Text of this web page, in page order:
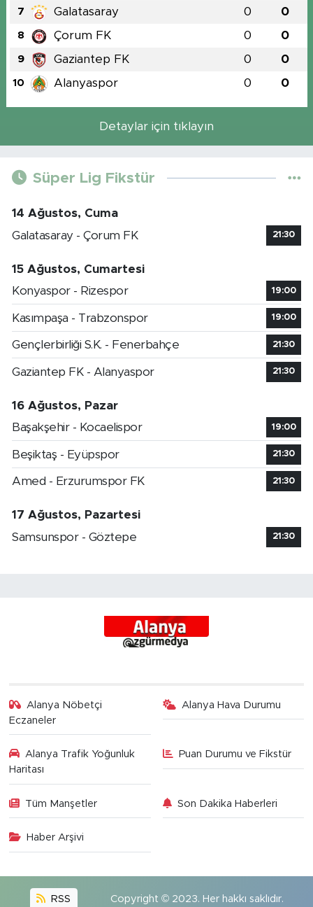
7 Galatasaray 0 0
8 Çorum FK 0 0
9 Gaziantep FK 0 0
10 Alanyaspor 0 0
Detaylar için tıklayın
Süper Lig Fikstür
14 Ağustos, Cuma
Galatasaray - Çorum FK
21:30
15 Ağustos, Cumartesi
Konyaspor - Rizespor
19:00
Kasımpaşa - Trabzonspor 19:00
Gençlerbirliği S.K. - Fenerbahçe 21:30
Gaziantep FK - Alanyaspor 21:30
16 Ağustos, Pazar
Başakşehir - Kocaelispor
19:00
Beşiktaş - Eyüpspor 21:30
Amed - Erzurumspor FK 21:30
17 Ağustos, Pazartesi
Samsunspor - Göztepe
21:30
Alanya Nöbetçi
Eczaneler
Alanya Hava Durumu
Alanya Trafik Yoğunluk
Haritası
Puan Durumu ve Fikstür
Tüm Manşetler Son Dakika Haberleri
Haber Arşivi
RSS Copyright © 2023. Her hakkı saklıdır.